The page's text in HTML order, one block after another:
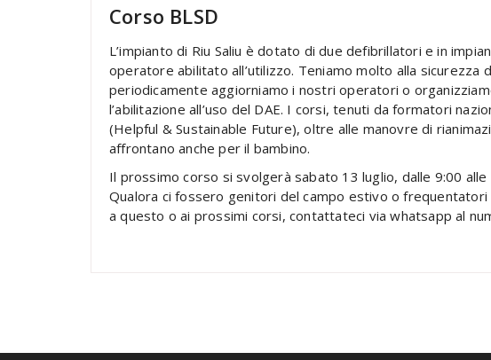
Corso BLSD
L’impianto di Riu Saliu è dotato di due defibrillatori e in
operatore abilitato all’utilizzo. Teniamo molto alla
periodicamente aggiorniamo i nostri operatori o
l’abilitazione all’uso del DAE. I corsi, tenuti da formatori
(Helpful & Sustainable Future), oltre alle manovre di
affrontano anche per il bambino.
Il prossimo corso si svolgerà sabato 13 luglio, dalle 9:00
Qualora ci fossero genitori del campo estivo o
a questo o ai prossimi corsi, contattateci via whatsapp al